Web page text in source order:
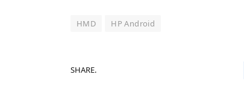
HMD HP Android
SHARE.